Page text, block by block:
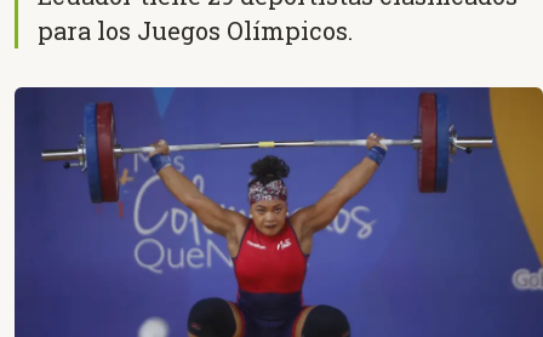
para los Juegos Olímpicos.